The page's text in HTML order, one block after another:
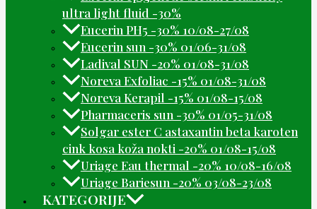
ultra light fluid -30%
Eucerin PH5 -30% 10/08-27/08
Eucerin sun -30% 01/06-31/08
Ladival SUN -20% 01/08-31/08
Noreva Exfoliac -15% 01/08-31/08
Noreva Kerapil -15% 01/08-15/08
Pharmaceris sun -30% 01/05-31/08
Solgar ester C astaxantin beta karoten
cink kosa koža nokti -20% 01/08-15/08
Uriage Eau thermal -20% 10/08-16/08
Uriage Bariesun -20% 03/08-23/08
KATEGORIJE